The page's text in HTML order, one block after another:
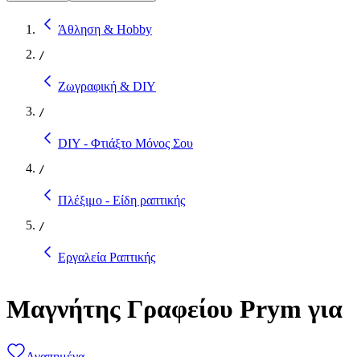
Άθληση & Hobby
/
Ζωγραφική & DIY
/
DIY - Φτιάξτο Μόνος Σου
/
Πλέξιμο - Είδη ραπτικής
/
Εργαλεία Ραπτικής
Μαγνήτης Γραφείου Prym